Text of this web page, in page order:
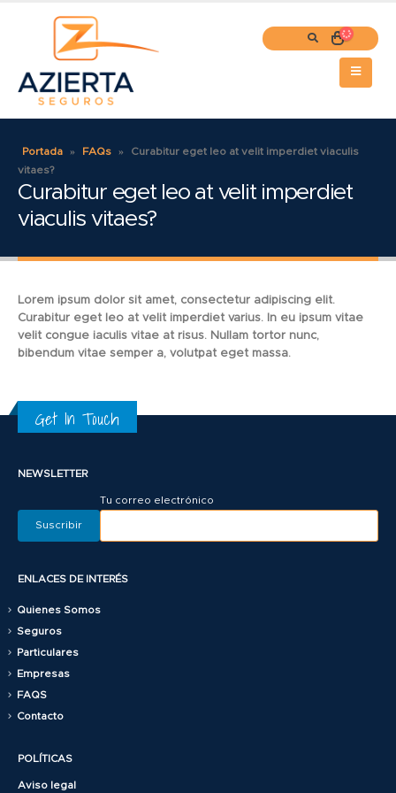
Portada » FAQs »
Curabitur eget leo at velit imperdiet viaculis
vitaes?
Curabitur eget leo at velit imperdiet
viaculis vitaes?
Lorem ipsum dolor sit amet, consectetur adipiscing elit.
Curabitur eget leo at velit imperdiet varius. In eu ipsum vitae
velit congue iaculis vitae at risus. Nullam tortor nunc,
bibendum vitae semper a, volutpat eget massa.
Get In Touch
NEWSLETTER
Tu correo electrónico
ENLACES DE INTERÉS
Quienes Somos
Seguros
Particulares
Empresas
FAQS
Contacto
POLÍTICAS
Aviso legal